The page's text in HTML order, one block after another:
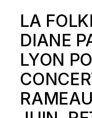
LA
DIANE
LYON